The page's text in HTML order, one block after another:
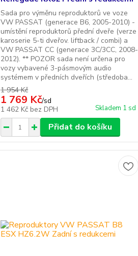
Sada pro výměnu reproduktorů ve voze
VW PASSAT (generace B6, 2005-2010) -
umístění reproduktorů přední dveře (verze
karoserie 5-ti dveřov. liftback / combi) a
VW PASSAT CC (generace 3C/3CC, 2008-
2012). ** POZOR sada není určena pro
vozy vybavené 3-pásmovým audio
systémem v předních dveřích (středoba...
1 954 Kč
1 769 Kč/sd
1 462 Kč bez DPH Skladem 1 sd
Přidat do košíku